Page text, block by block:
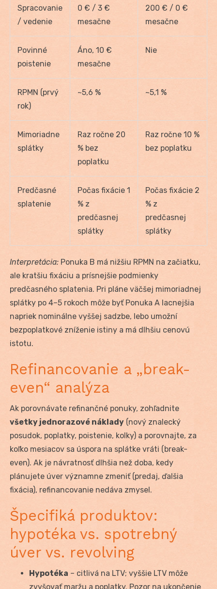
Spracovanie
/ vedenie
0 € / 3 €
mesačne
200 € / 0 €
mesačne
Povinné
poistenie
Áno, 10 €
mesačne
Nie
RPMN (prvý
rok)
~5,6 % ~5,1 %
Mimoriadne
splátky
Raz ročne 20
% bez
poplatku
Raz ročne 10 %
bez poplatku
Predčasné
splatenie
Počas fixácie 1
% z
predčasnej
splátky
Počas fixácie 2
% z
predčasnej
splátky
Interpretácia: Ponuka B má nižšiu RPMN na začiatku,
ale kratšiu fixáciu a prísnejšie podmienky
predčasného splatenia. Pri pláne väčšej mimoriadnej
splátky po 4–5 rokoch môže byť Ponuka A lacnejšia
napriek nominálne vyššej sadzbe, lebo umožní
bezpoplatkové zníženie istiny a má dlhšiu cenovú
istotu.
Refinancovanie a „break-
even“ analýza
Ak porovnávate refinančné ponuky, zohľadnite
všetky jednorazové náklady (nový znalecký
posudok, poplatky, poistenie, kolky) a porovnajte, za
koľko mesiacov sa úspora na splátke vráti (break-
even). Ak je návratnosť dlhšia než doba, kedy
plánujete úver významne zmeniť (predaj, ďalšia
fixácia), refinancovanie nedáva zmysel.
Špecifiká produktov:
hypotéka vs. spotrebný
úver vs. revolving
Hypotéka – citlivá na LTV; vyššie LTV môže
zvyšovať maržu a poplatky. Pozor na ukončenie